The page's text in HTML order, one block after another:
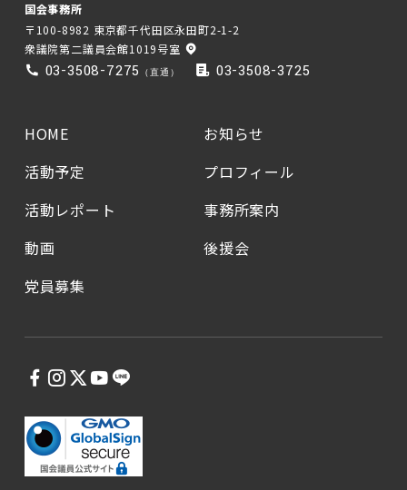
国会事務所
〒100-8982 東京都千代田区永田町2-1-2
衆議院第二議員会館1019号室
03-3508-7275 （直通） 03-3508-3725
HOME
お知らせ
活動予定
プロフィール
活動レポート
事務所案内
動画
後援会
党員募集